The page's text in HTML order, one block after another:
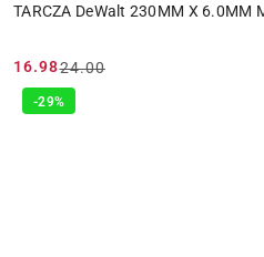
TARCZA DeWalt 230MM X 6.0MM
Cena
promocyjna:
16.98
Cena
przed
24.00
-29%